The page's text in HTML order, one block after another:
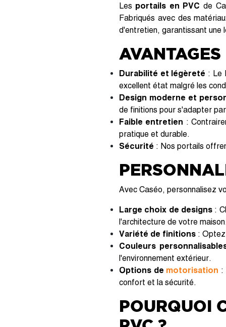
Les portails en PVC de
Fabriqués avec des
d'entretien, garantissant une
Durabilité et légèreté : Le
excellent état malgré les
Design moderne et
de finitions pour s'adapter
Faible entretien :
pratique et durable.
Sécurité : Nos portails
Avec Caséo, personnalisez
Large choix de designs :
l'architecture de votre
Variété de finitions :
Couleurs
l'environnement extérieur.
Options de motorisation :
confort et la sécurité.
POURQUOI